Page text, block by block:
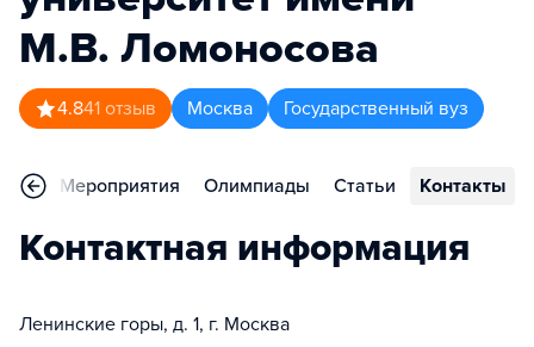
М.В. Ломоносова
4.841 отзыв Москва Государственный вуз
Мероприятия Олимпиады Статьи Контакты
Контактная информация
Ленинские горы, д. 1, г. Москва